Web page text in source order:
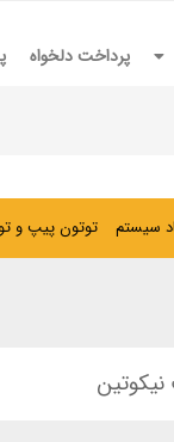
پرداخت دلخواه
سیستم توتون پیپ و